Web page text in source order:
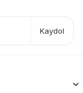
Kaydol